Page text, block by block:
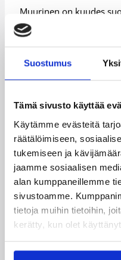
Suostumus
Tämä sivusto käyttää
Käytämme evästeitä
räätälöimiseen,
tukemiseen ja
jaamme sosiaalisen
alan kumppaneillemme
sivustoamme.
tietoja muihin tietoihin,
kerätty, kun olet
Muurinen on kuudes
A:ssa. Muurisen lisäksi
pelanneet Martti
Rannikko, Tuukka Kotti
Petteri Koponen.
Päivitetty15.09.2009
Henkilöt
Hanno Möttölä
Petteri Koponen
Tuukka Kotti